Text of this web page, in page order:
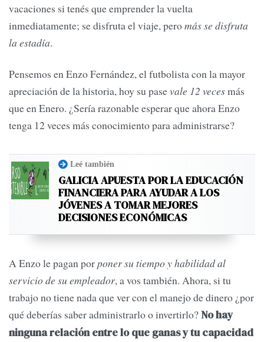
vacaciones si tenés que emprender la vuelta
inmediatamente; se disfruta el viaje, peromás se disfruta
la estadía.
Pensemos en Enzo Fernández, el futbolista con la mayor
apreciación de la historia, hoy su pasevale 12 vecesmás
que en Enero. ¿Sería razonable esperar que ahora Enzo
tenga 12 veces más conocimiento para administrarse?
Leé también
GALICIA APUESTA POR LA EDUCACIÓN
FINANCIERA PARA AYUDAR A LOS
JÓVENES A TOMAR MEJORES
DECISIONES ECONÓMICAS
A Enzo le pagan porponer su tiempo y habilidad al
servicio de su empleador, a vos también. Ahora, si tu
trabajo no tiene nada que ver con el manejo de dinero ¿por
qué deberías saber administrarlo o invertirlo?No hay
ninguna relación entre lo que ganas y tu capacidad